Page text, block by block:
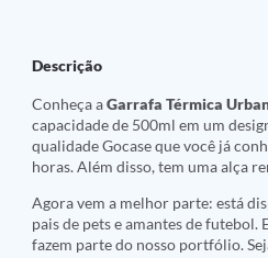
Descrição
Conheça aGarrafa Térmica
capacidade de 500ml em um
qualidade Gocase que você já
horas. Além disso, tem uma alça
Agora vem a melhor parte: está
pais de pets e amantes de futebol.
fazem parte do nosso portfólio.